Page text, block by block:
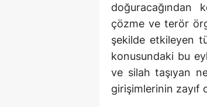
doğuracağından
çözme ve terör
şekilde etkileyen
konusundaki bu
ve silah taşıyan
girişimlerinin zayıf